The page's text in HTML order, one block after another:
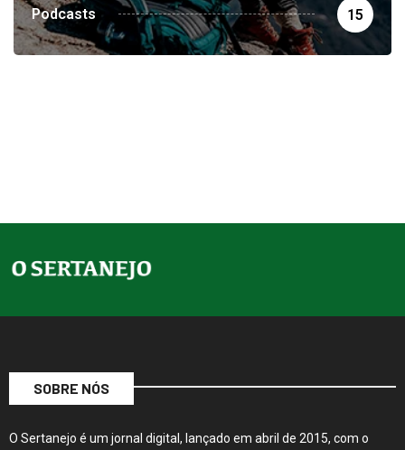
Podcasts 15
SOBRE NÓS
O Sertanejo é um jornal digital, lançado em abril de 2015, com o